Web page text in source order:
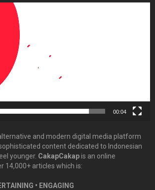
00:04
and modern digital media platform
content dedicated to Indonesian
younger. CakapCakapis an online
14,000+ articles which is:
• ENGAGING